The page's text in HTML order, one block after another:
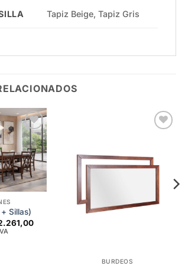
Tapiz Beige, Tapiz Gris
Add to
wishlist
Sillas)
Price
BURDEOS